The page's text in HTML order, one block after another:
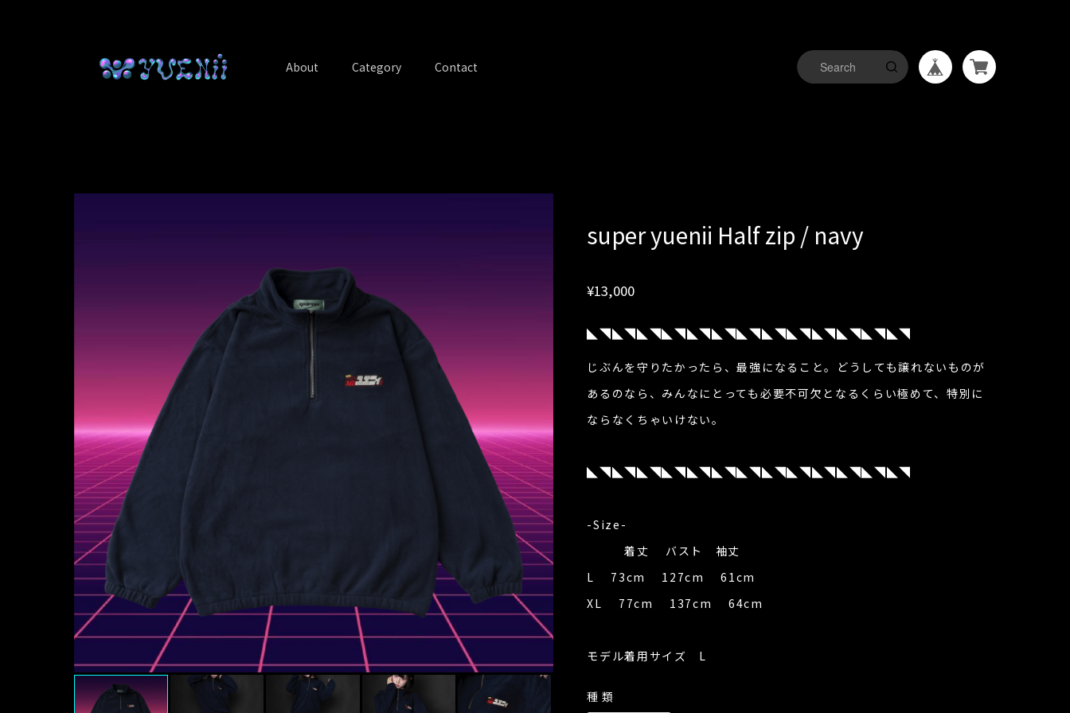
About Category Contact
super yuenii Half zip / navy
¥13,000
◣◥◣◥◣◥◣◥◣◥◣◥◣◥◣◥◣◥◣◥◣◥◣◥◣◥
じぶんを守りたかったら、最強になること。どうしても譲れないものが
あるのなら、みんなにとっても必要不可欠となるくらい極めて、特別に
ならなくちゃいけない。
◣◥◣◥◣◥◣◥◣◥◣◥◣◥◣◥◣◥◣◥◣◥◣◥◣◥
-Size-
着丈 バスト 袖丈
L 73cm 127cm 61cm
XL 77cm 137cm 64cm
モデル着用サイズ L
種類